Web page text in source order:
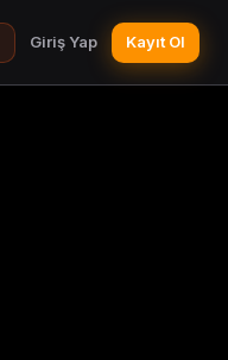
Giriş Yap Kayıt Ol